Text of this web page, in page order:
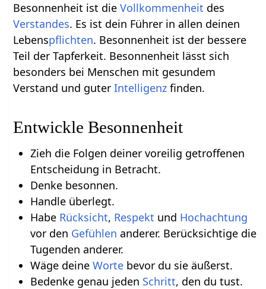
Besonnenheit ist dieVollkommenheit des
Verstandes. Es ist dein Führer in allen deinen
Lebenspflichten. Besonnenheit ist der bessere
Teil der Tapferkeit. Besonnenheit lässt sich
besonders bei Menschen mit gesundem
Verstand und guterIntelligenz finden.
Entwickle Besonnenheit
Zieh die Folgen deiner voreilig getroffenen
Entscheidung in Betracht.
Denke besonnen.
Handle überlegt.
Habe Rücksicht, Respekt und Hochachtung
vor den Gefühlen anderer. Berücksichtige die
Tugenden anderer.
Wäge deine Wortebevor du sie äußerst.
Bedenke genau jeden Schritt, den du tust.